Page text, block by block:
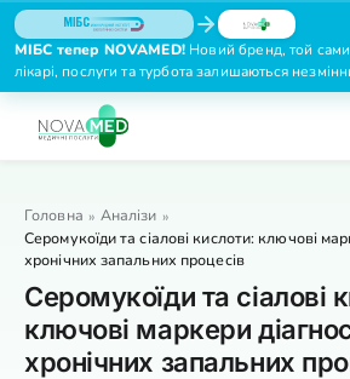
МІБС тепер NOVAMED!Новий бренд, той
лікарі, послуги та турбота залишаються
Головна » Аналізи »
Серомукоїди та сіалові кислоти: ключові
хронічних запальних процесів
Серомукоїди та сіалові
ключові маркери
хронічних запальних